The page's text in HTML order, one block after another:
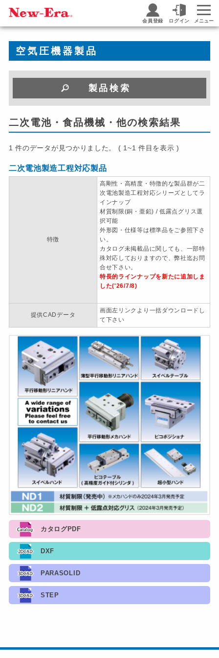
会員登録 ログイン メニュー
空気圧機器製品
製品検索
二次電池・食品機械・他の検索結果
1 件のデータが見つかりました。 ( 1~1 件目を表示 )
二次電池製造工程対応製品
特徴
高剛性・高精度・特徴的な製品群が二
次電池製造工程対応シリーズとしてラ
インナップ
材質制限(銅・亜鉛) / 低露点グリス選
択可能
外形図・仕様等は標準品をご参照下さ
い。
カタログ未掲載品に関しても、一部特
殊対応しておりますので、弊社迄お問
合せ下さい。
特長的ラインナップを新たに追加しま
した('26/7/8)
提供CADデータ
画面左リンクより一括ダウンロードし
て下さい
カタログPDF
DXF
PARASOLID
STEP